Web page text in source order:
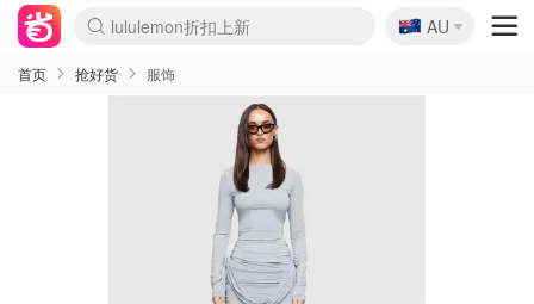
lululemon折扣上新
Sasa美妆护肤3.5折
SSENSE年中2.5折
FreshBeauty好价汇总
Cettire降价+叠9折
WWS Coles超市实拍
viagogo二手票捡漏
Myer超级周末
The Outnet奢牌1折起
David Jones 3折起
Flannels大牌1折
Perfumes Club护肤1折
AMIRO面罩$251
Amazon折扣汇总
eToro入金$200送$50
Amazon数码好物
ICONIC本周7.5折
ThedoubleF高奢地板价
Moose Knuckles 6折
丝芙兰5折起
EUFY摄像头$98
Selenichast首饰2折
Trip机票酒店促销
YSL送5件彩妆礼
Amazon家居好物
Amazon美妆护肤
雅漾大喷$8
过敏原检测盒$33
伊索独家赠50ml沐浴露
科颜氏高保湿面霜$29
SEALIFE海洋馆门票6折
丝塔芙大白罐$16
订阅Newsletter送香薰
Cult Beauty 6.8折
Harrods圣诞日历$525
LN-CC奢牌私促3折
d'Alba空姐喷雾$16
EVE LOM套装£56
Bernardelli独家4折
Adore Beauty 6折起
CT圣诞日历
Mytheresa奢品2.7折
Luxury Escapes 9折
Currentbody美容仪$881
MOON Garden Live
Roborock扫地机$649
Tingo Life水杯$24
Valentino官网5折
CR洗护套装$23
修丽可4件套$159
Myer彩妆2件7折
GANNI官网4.5折
Stylevana韩妆4折
Tessabit高奢8.5折
OGX洗发水$11
Amazon阿德莱德次日达
卡诗8.5折+赠礼
Philips Hue灯具8折
🇦🇺
AU
首页 抢好货 服饰